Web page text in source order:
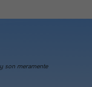
son meramente